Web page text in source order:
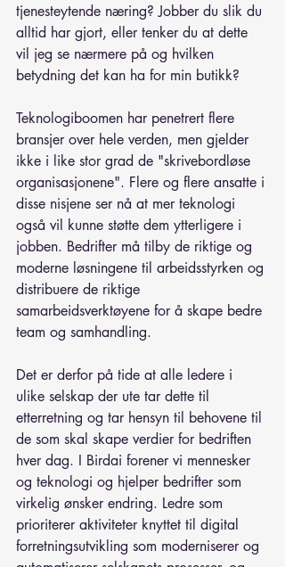
tjenesteytende næring? Jobber du slik du
alltid har gjort, eller tenker du at dette
vil jeg se nærmere på og hvilken
betydning det kan ha for min butikk?
Teknologiboomen har penetrert flere
bransjer over hele verden, men gjelder
ikke i like stor grad de "skrivebordløse
organisasjonene". Flere og flere ansatte i
disse nisjene ser nå at mer teknologi
også vil kunne støtte dem ytterligere i
jobben. Bedrifter må tilby de riktige og
moderne løsningene til arbeidsstyrken og
distribuere de riktige
samarbeidsverktøyene for å skape bedre
team og samhandling.
Det er derfor på tide at alle ledere i
ulike selskap der ute tar dette til
etterretning og tar hensyn til behovene til
de som skal skape verdier for bedriften
hver dag. I Birdai forener vi mennesker
og teknologi og hjelper bedrifter som
virkelig ønsker endring. Ledre som
prioriterer aktiviteter knyttet til digital
forretningsutvikling som moderniserer og